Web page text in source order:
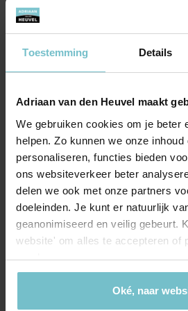
Toestemming Details
Adriaan van den Heuvel maakt
We gebruiken cookies om je beter
helpen. Zo kunnen we onze inhoud
personaliseren, functies bieden
ons websiteverkeer beter
delen we ook met onze partners
doeleinden. Je kunt er natuurlijk
geanonimiseerd en veilig gebeurt.
website' om alles te accepteren of
voorkeuren aan.
Oké, naar
voldoende plaats voor extra
eettafel. Vanuit de keuken is
provisiekast/berging bereikbaar
en de Cv-ketel.
BIJKEUKEN & BERGING:
bijkeuken met berging, bereikbaar
buitenaf. De ruimte biedt plek voor
aansluitingen voor wasmachine en
een handige spoelbak aanwezig.
EERSTE VERDIEPING:
Via de vaste trapopgang bereikt u
verdieping. Deze is wederom erg
Energie
Energielabel
Isolatie
Dakisolatie,
Verwarming
Warm water
CV Ketel
Type